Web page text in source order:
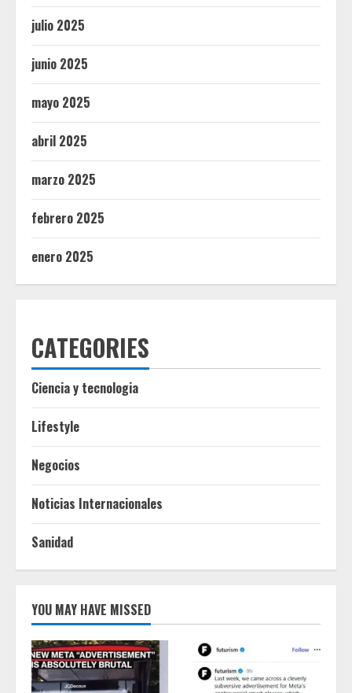
julio 2025
junio 2025
mayo 2025
abril 2025
marzo 2025
febrero 2025
enero 2025
CATEGORIES
Ciencia y tecnologia
Lifestyle
Negocios
Noticias Internacionales
Sanidad
YOU MAY HAVE MISSED